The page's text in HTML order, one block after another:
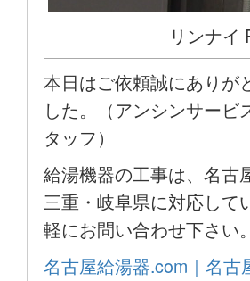
リンナイ
本日はご依頼誠にありが
した。（アンシンサー
タッフ）
給湯機器の工事は、名古
三重・岐阜県に対応して
軽にお問い合わせ下さい。
名古屋給湯器.com｜名古